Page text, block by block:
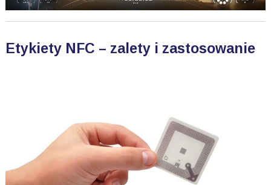
Etykiety NFC – zalety i zastosowanie